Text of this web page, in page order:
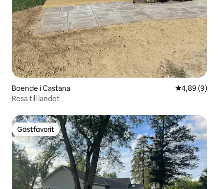
Boende i Castana 4,89 av 5 i
4,89 (9)
Resa till landet
Gästfavorit
Gästfavorit